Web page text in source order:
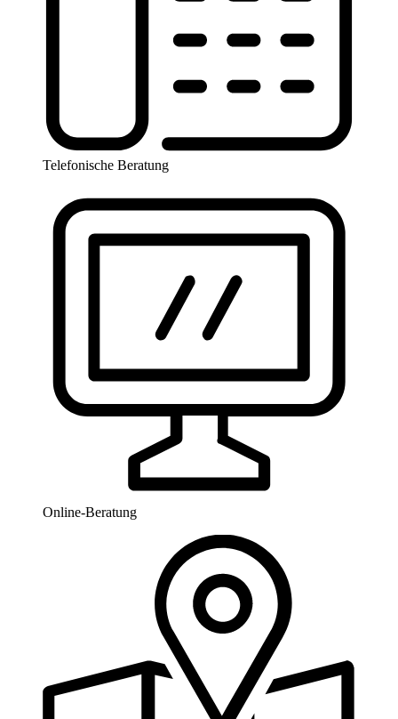
Telefonische Beratung
Online-Beratung